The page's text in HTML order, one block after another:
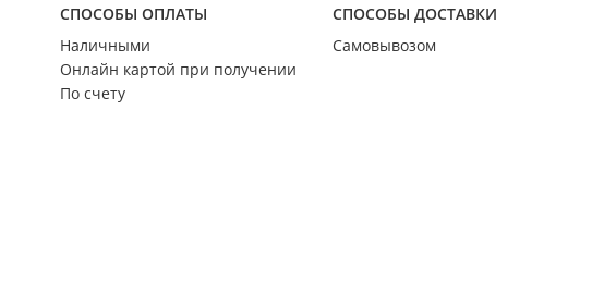
СПОСОБЫ ОПЛАТЫ
Наличными
Онлайн картой при получении
По счету
СПОСОБЫ ДОСТАВКИ
Самовывозом